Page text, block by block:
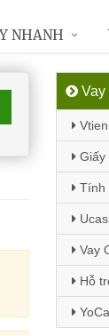
Vay
Vtien
Giấy
Tính
Vay
Hỗ
NHANH